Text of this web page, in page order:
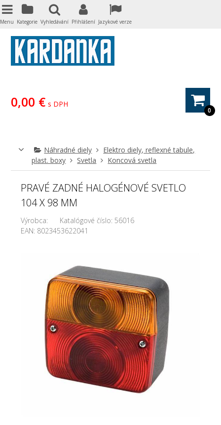
0
0,00 € s DPH
Náhradné diely
Elektro diely, reflexné tabule,
plast. boxy
Svetla Koncová svetla
PRAVÉ ZADNÉ HALOGÉNOVÉ SVETLO
104 X 98 MM
Výrobca: Katalógové číslo: 56016
EAN: 8023453622041
Menu Kategorie Vyhledávání Přihlášení Jazykové verze